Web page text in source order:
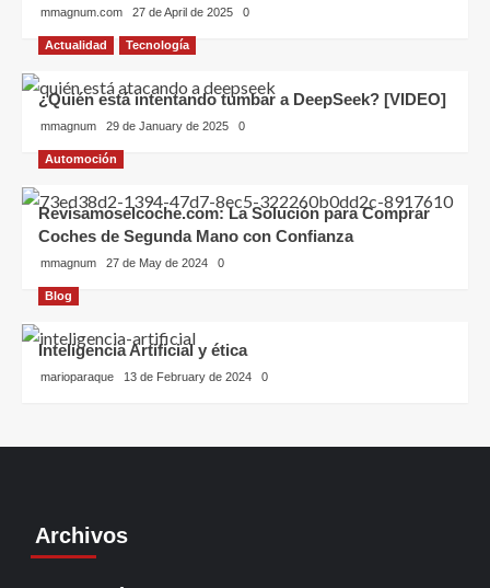
mmagnum.com 27 de April de 2025 0
Actualidad Tecnología
¿Quién está intentando tumbar a DeepSeek? [VIDEO]
mmagnum 29 de January de 2025 0
Automoción
Revisamoselcoche.com: La Solución para Comprar
Coches de Segunda Mano con Confianza
mmagnum 27 de May de 2024 0
Blog
Inteligencia Artificial y ética
marioparaque 13 de February de 2024 0
Archivos